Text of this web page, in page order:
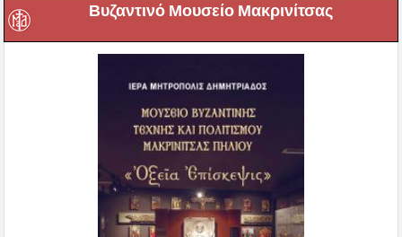
Βυζαντινό Μουσείο Μακρινίτσας